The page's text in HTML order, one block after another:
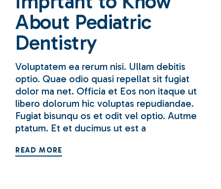
About Pediatric
Dentistry
Voluptatem ea rerum nisi. Ullam debitis
optio. Quae odio quasi repellat sit fugiat
dolor ma net. Officia et Eos non itaque ut
libero dolorum hic voluptas repudiandae.
Fugiat bisunqu os et odit vel optio. Autme
ptatum. Et et ducimus ut est a
READ MORE